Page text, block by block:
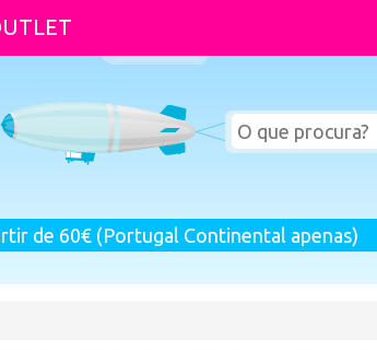
de 60€ (Portugal Continental apenas)